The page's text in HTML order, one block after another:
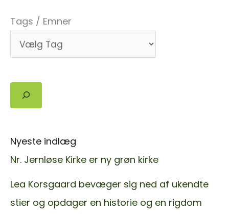
Tags / Emner
Søg
Nyeste indlæg
Nr. Jernløse Kirke er ny grøn kirke
Lea Korsgaard bevæger sig ned af ukendte
stier og opdager en historie og en rigdom